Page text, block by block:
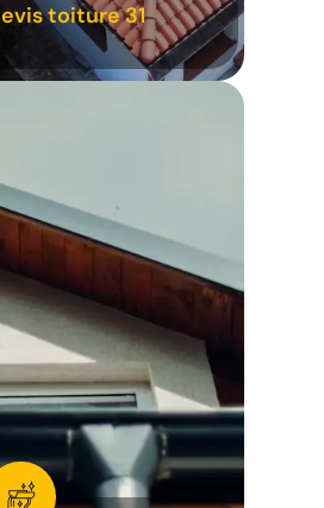
toiture 31